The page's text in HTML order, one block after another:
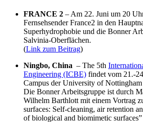
FRANCE 2 – Am 22. Juni um 20
Fernsehsender France2 in den
Superhydrophobie und die Bonner
Salvinia-Oberflächen.
(Link zum Beitrag)
Ningbo, China – The 5th
Engineering (ICBE) findet vom 21.-
Campus der University of
Die Bonner Arbeitsgruppe ist durch
Wilhelm Barthlott mit einem Vortrag
surfaces: Self-cleaning, air retention
of biological and biomimetic